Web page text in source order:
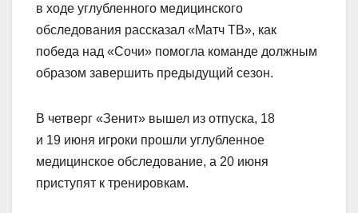
в ходе углубленного медицинского
обследования рассказал «Матч ТВ», как
победа над «Сочи» помогла команде должным
образом завершить предыдущий сезон.
В четверг «Зенит» вышел из отпуска, 18
и 19 июня игроки прошли углубленное
медицинское обследование, а 20 июня
приступят к тренировкам.